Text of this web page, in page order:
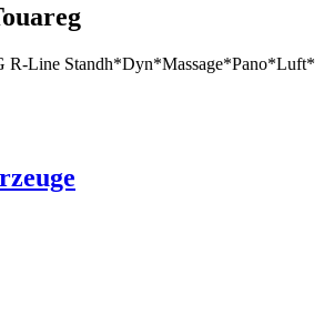
R-Line Standh*Dyn*Massage*Pano*Luft*